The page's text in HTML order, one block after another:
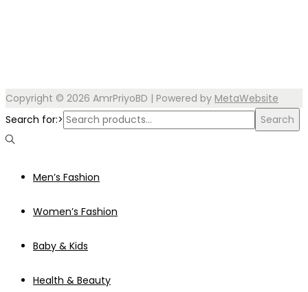
Copyright © 2026 AmrPriyoBD | Powered by MetaWebsite
Search for:>
Search
Men’s Fashion
Women’s Fashion
Baby & Kids
Health & Beauty